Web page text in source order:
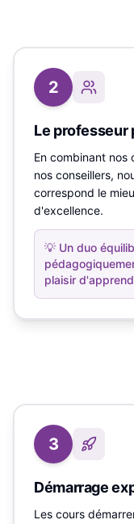
2
Le professeur
En combinant
nos conseillers,
correspond le
d'excellence.
💡 Un duo
plaisir
3
Démarrage
Les cours